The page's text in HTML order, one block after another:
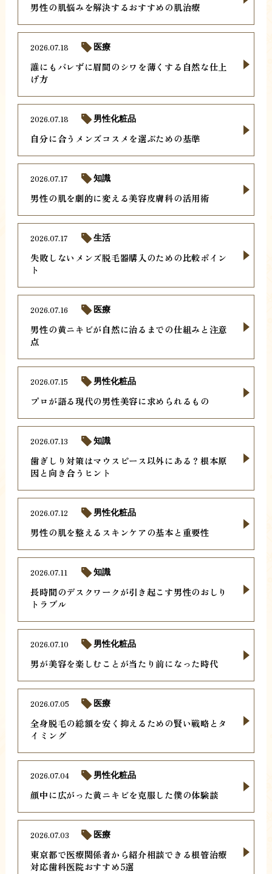
男性の肌悩みを解決するおすすめの肌治療
誰にもバレずに眉間のシワを薄くする自然な仕上
げ方
2026.07.18 医療
自分に合うメンズコスメを選ぶための基準
2026.07.18 男性化粧品
男性の肌を劇的に変える美容皮膚科の活用術
2026.07.17 知識
失敗しないメンズ脱毛器購入のための比較ポイン
ト
2026.07.17 生活
男性の黄ニキビが自然に治るまでの仕組みと注意
点
2026.07.16 医療
プロが語る現代の男性美容に求められるもの
2026.07.15 男性化粧品
歯ぎしり対策はマウスピース以外にある？根本原
因と向き合うヒント
2026.07.13 知識
男性の肌を整えるスキンケアの基本と重要性
2026.07.12 男性化粧品
長時間のデスクワークが引き起こす男性のおしり
トラブル
2026.07.11 知識
男が美容を楽しむことが当たり前になった時代
2026.07.10 男性化粧品
全身脱毛の総額を安く抑えるための賢い戦略とタ
イミング
2026.07.05 医療
顔中に広がった黄ニキビを克服した僕の体験談
2026.07.04 男性化粧品
東京都で医療関係者から紹介相談できる根管治療
対応歯科医院おすすめ5選
2026.07.03 医療